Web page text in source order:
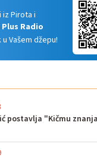
iz Pirota i
Plus Radio
u Vašem džepu!
postavlja "Kičmu